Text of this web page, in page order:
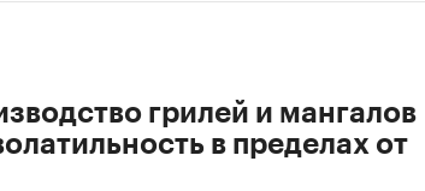
грилей и мангалов
в пределах от